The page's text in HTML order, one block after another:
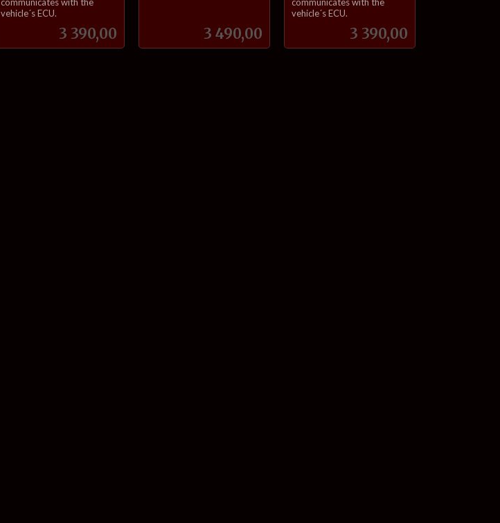
Pris
3 390,00
vehicle´s ECU.
Pris
3 490,00 Pris
3 390,00
vehicle´s ECU.